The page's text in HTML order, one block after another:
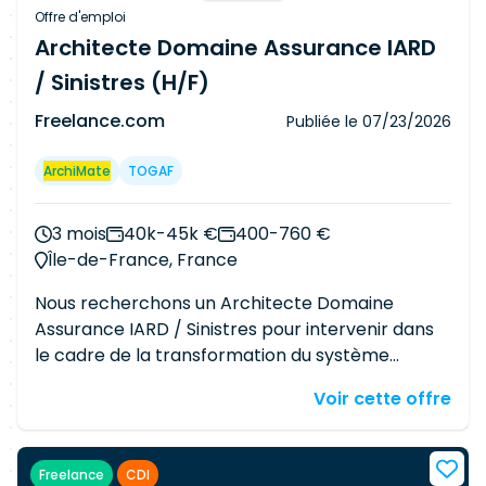
définition des cibles et plans de transformation
du système d'information, ainsi qu'à l'élaboration
des principes, règles et standards d'architecture
pour construire un SI robuste et évolutif.
Offre d'emploi
Architecte Domaine Assurance IARD
/ Sinistres (H/F)
Freelance.com Publiée le 07/23/2026
ArchiMate TOGAF
3 mois 40k-45k €
400-760 €
Île-de-France, France
Nous recherchons un Architecte Domaine
Assurance IARD / Sinistres pour intervenir dans
le cadre de la transformation du système
sein d'une équipe d'architectes et porte plus
sinistres IARD. L'architecte sera l'interlocuteur de
Voir cette offre
Freelance CDI